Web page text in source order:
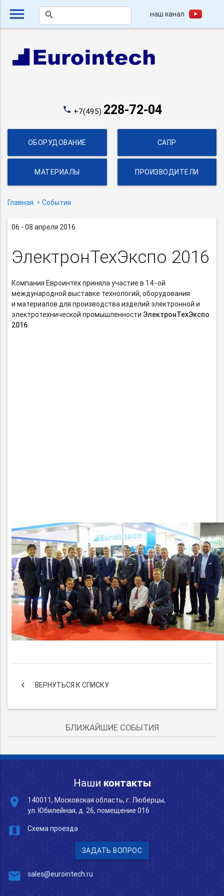
menu search наш канал
phone +7(495) 228-72-04
ОБОРУДОВАНИЕ САПР
МАТЕРИАЛЫ ПРОИЗВОДИТЕЛИ
Главная События
06 - 08 апреля 2016
ЭлектронТехЭкспо 2016
Компания Евроинтех приняла участие в 14−ой
международной выставке технологий, оборудования
и материалов для производства изделий электронной и
электротехнической промышленности ЭлектронТехЭкспо
2016.
keyboard_arrow_left ВЕРНУТЬСЯ К СПИСКУ
БЛИЖАЙШИЕ СОБЫТИЯ
Наши контакты
place
140011, Московская область, г. Люберцы,
ул. Юбилейная, д. 26, помещение 016
map Схема проезда
ЗАДАТЬ ВОПРОС
mail sales@eurointech.ru